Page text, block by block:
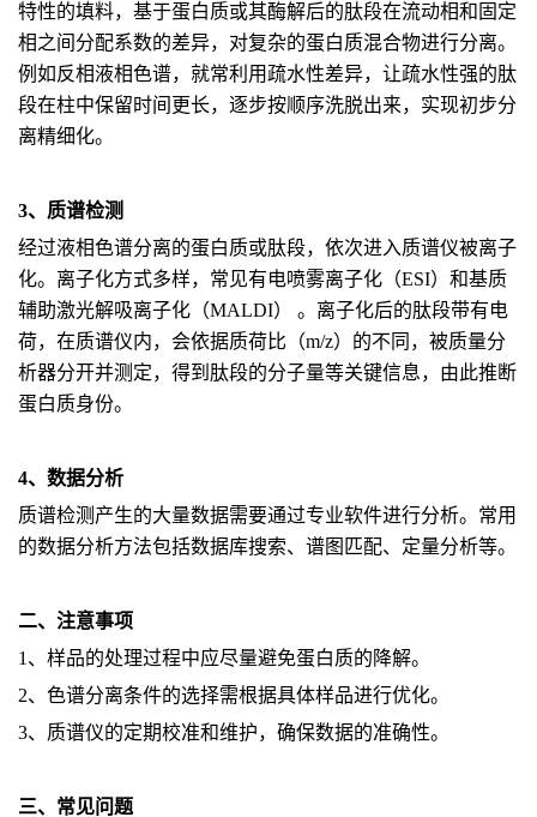
特性的填料，基于蛋白质或其酶解后的肽段在流动相和固定
相之间分配系数的差异，对复杂的蛋白质混合物进行分离。
例如反相液相色谱，就常利用疏水性差异，让疏水性强的肽
段在柱中保留时间更长，逐步按顺序洗脱出来，实现初步分
离精细化。
3、质谱检测
经过液相色谱分离的蛋白质或肽段，依次进入质谱仪被离子
化。离子化方式多样，常见有电喷雾离子化（ESI）和基质
辅助激光解吸离子化（MALDI） 。离子化后的肽段带有电
荷，在质谱仪内，会依据质荷比（m/z）的不同，被质量分
析器分开并测定，得到肽段的分子量等关键信息，由此推断
蛋白质身份。
4、数据分析
质谱检测产生的大量数据需要通过专业软件进行分析。常用
的数据分析方法包括数据库搜索、谱图匹配、定量分析等。
二、注意事项
1、样品的处理过程中应尽量避免蛋白质的降解。
2、色谱分离条件的选择需根据具体样品进行优化。
3、质谱仪的定期校准和维护，确保数据的准确性。
三、常见问题